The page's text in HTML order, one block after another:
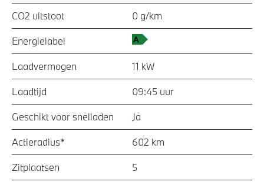
CO2 uitstoot 0 g/km
Energielabel
Laadvermogen 11 kW
Laadtijd 09:45 uur
Geschikt voor snelladen Ja
Actieradius* 602 km
Zitplaatsen 5